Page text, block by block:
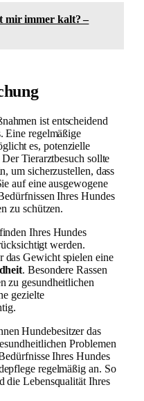
mir immer kalt? –
ist entscheidend
Eine regelmäßige
es, potenzielle
Tierarztbesuch sollte
um sicherzustellen, dass
auf eine ausgewogene
Ihres Hundes
zu schützen.
Ihres Hundes
werden.
das Gewicht spielen eine
. Besondere Rassen
zu gesundheitlichen
gezielte
Hundebesitzer das
Problemen
Ihres Hundes
regelmäßig an. So
die Lebensqualität Ihres